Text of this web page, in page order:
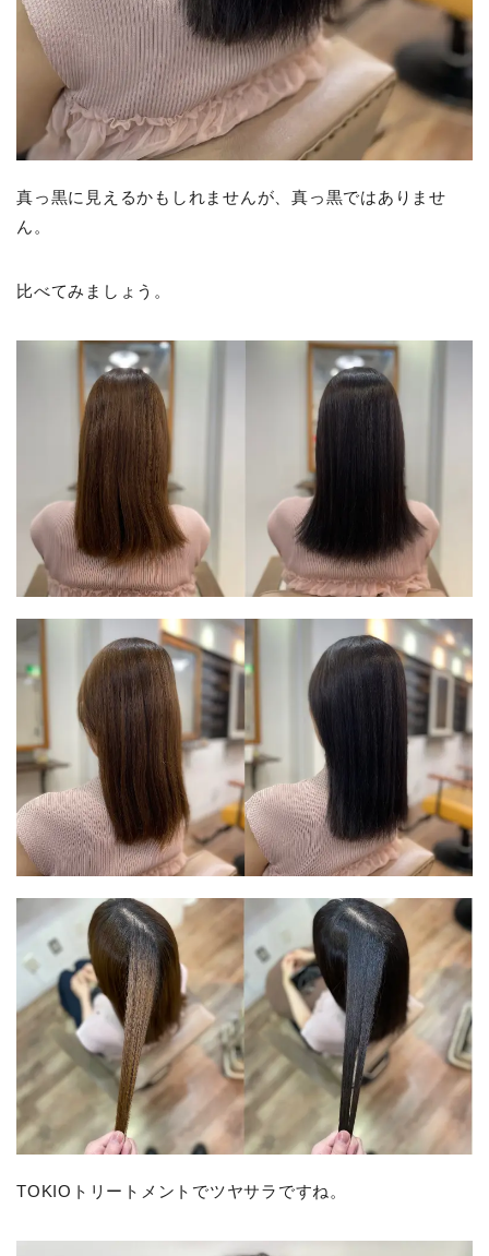
真っ黒に見えるかもしれませんが、真っ黒ではありませ
ん。
比べてみましょう。
TOKIOトリートメントでツヤサラですね。